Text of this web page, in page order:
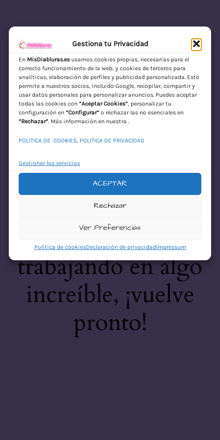
Gestiona tu Privacidad
En MisDiabluras.esusamos cookies propias, necesarias para el
correcto funcionamiento de la web, y cookies de terceros para
analíticas, elaboración de perfiles y publicidad personalizada. Esto
permite a nuestros socios, incluido Google, recopilar, compartir y
usar datos personales para personalizar anuncios. Puedes aceptar
todas las cookies con “Aceptar Cookies”, personalizar tu
configuración en “Configurar”o rechazar las no esenciales en
“Rechazar”. Más información en nuestra .
POLITICA DE COOKIES, POLITICA DE PRIVACIDAD
Gestionar los servicios
ACEPTAR
Rechazar
Ver Preferencias
Política de cookiesDeclaración de privacidadImpressum
MisDiabluras | Sexshop Online con Envío
Discreto en España
Acceder
¡Disculpa este
desastre! Estamos
trabajando en algo
increíble, ¡vuelve
pronto!